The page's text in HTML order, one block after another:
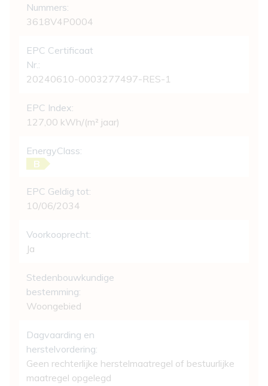
Nummers:
3618V4P0004
EPC Certificaat
Nr.:
20240610-0003277497-RES-1
EPC Index:
127,00 kWh/(m² jaar)
EnergyClass:
B
EPC Geldig tot:
10/06/2034
Voorkooprecht:
Ja
Stedenbouwkundige
bestemming:
Woongebied
Dagvaarding en
herstelvordering:
Geen rechterlijke herstelmaatregel of bestuurlijke
maatregel opgelegd